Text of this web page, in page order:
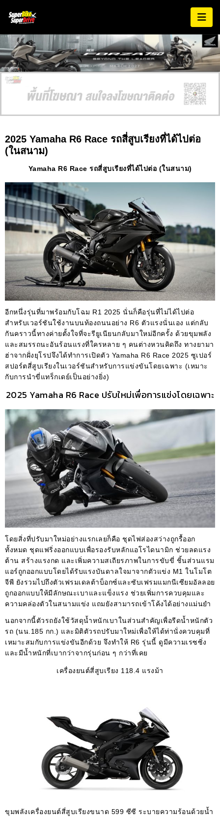
AD EXPIRES: MARCH 2027
2025 Yamaha R6 Race รถสี่สูบเรียงที่ได้ไปต่อ
(ในสนาม)
Yamaha R6 Race รถสี่สูบเรียงที่ได้ไปต่อ (ในสนาม)
อีกหนึ่งรุ่นที่มาพร้อมกับโฉม R1 2025 นั่นก็คือรุ่นที่ไม่ได้ไปต่อ
สำหรับเวอร์ชันใช้งานบนท้องถนนอย่าง R6 ตัวแรงนั่นเอง แต่กลับ
กันคราวนี้ทางค่ายตั้งใจที่จะรียูเนียนกลับมาใหม่อีกครั้ง ด้วยขุมพลัง
และสมรรถนะอันร้อนแรงที่ใครหลาย ๆ คนต่างหวนคิดถึง ทางยามา
ฮ่าจากฝั่งยุโรปจึงได้ทำการเปิดตัว Yamaha R6 Race 2025 ซูเปอร์
สปอร์ตสี่สูบเรียงในเวอร์ชันสำหรับการแข่งขันโดยเฉพาะ (เหมาะ
กับการนำขี่แทร็กเดย์เป็นอย่างยิ่ง)
2025 Yamaha R6 Race ปรับใหม่เพื่อการแข่งโดยเฉพาะ
โดยสิ่งที่ปรับมาใหม่อย่างแรกเลยก็คือ ชุดไฟส่องสว่างถูกรื้ออก
ทั้งหมด ชุดแฟริ่งออกแบบเพื่อรองรับหลักแอโรไดนามิก ช่วยลดแรง
ต้าน สร้างแรงกด และเพิ่มความสเถียรภาพในการขับขี่ ชิ้นส่วนแรม
แอร์ถูกออกแบบโดยได้รับแรงบันดาลใจมาจากตัวแข่ง M1 ในโมโต
จีพี ยังรวมไปถึงตัวเฟรมเดลต้าบ็อกซ์และซับเฟรมแมกนีเซียมอัลลอย
ถูกออกแบบให้มีลักษณะเบาและแข็งแรง ช่วยเพิ่มการควบคุมและ
ความคล่องตัวในสนามแข่ง แถมยังสามารถเข้าโค้งได้อย่างแม่นยำ
นอกจากนี้ตัวรถยังใช้วัสดุน้ำหนักเบาในส่วนสำคัญเพื่อรีดน้ำหนักตัว
รถ (นน.185 กก.) และมิติตัวรถปรับมาใหม่เพื่อให้ได้ท่านั่งควบคุมที่
เหมาะสมกับการแข่งขันอีกด้วย จึงทำให้ R6 รุ่นนี้ ดูมีความเรซซิ่ง
และมีน้ำหนักที่เบากว่าจากรุ่นก่อน ๆ กว่าที่เคย
เครื่องยนต์สี่สูบเรียง 118.4 แรงม้า
ขุมพลังเครื่องยนต์สี่สูบเรียงขนาด 599 ซีซี ระบายความร้อนด้วยน้ำ